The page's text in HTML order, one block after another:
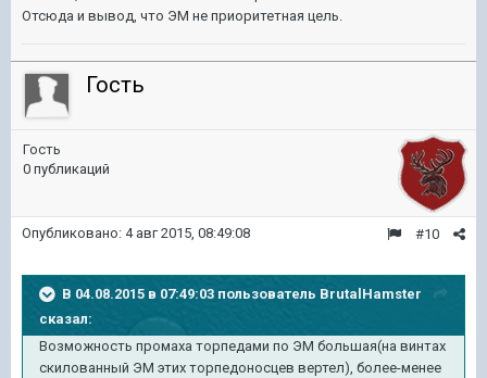
Отсюда и вывод, что ЭМ не приоритетная цель.
Гость
Гость
0 публикаций
#10
Опубликовано: 4 авг 2015, 08:49:08
В 04.08.2015 в 07:49:03 пользователь BrutalHamster
сказал:
Возможность промаха торпедами по ЭМ большая(на винтах
скилованный ЭМ этих торпедоносцев вертел), более-менее